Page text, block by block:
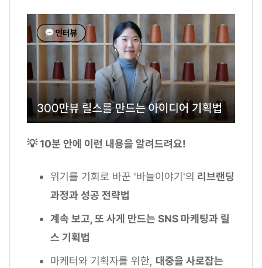
💡 10분 안에 이런 내용을 알려드려요!
위기를 기회로 바꾼 '바늘이야기'의 리브랜딩
과정과 성공 전략법
계속 보고, 또 사게 만드는 SNS 마케팅과 릴
스 기획법
마케터와 기획자를 위한, 대중을 사로잡는